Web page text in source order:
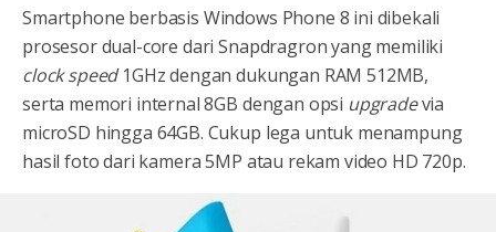
Smartphone berbasis Windows Phone 8 ini dibekali
prosesor dual-core dari Snapdragron yang memiliki
clock speed1GHz dengan dukungan RAM 512MB,
serta memori internal 8GB dengan opsi upgradevia
microSD hingga 64GB. Cukup lega untuk menampung
hasil foto dari kamera 5MP atau rekam video HD 720p.